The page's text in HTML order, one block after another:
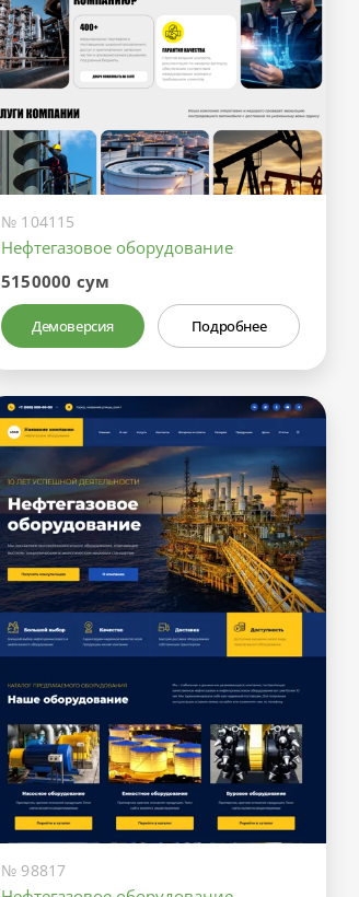
№ 104115
Нефтегазовое оборудование
5150000 сум
Демоверсия Подробнее
№ 98817